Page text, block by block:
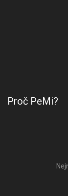
Proč PeMi?